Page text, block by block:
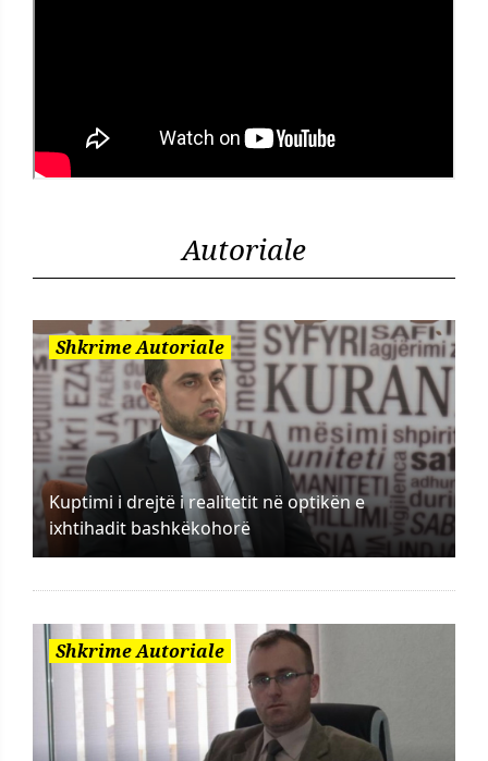
Autoriale
Shkrime Autoriale
Kuptimi i drejtë i realitetit në optikën e
ixhtihadit bashkëkohorë
Shkrime Autoriale